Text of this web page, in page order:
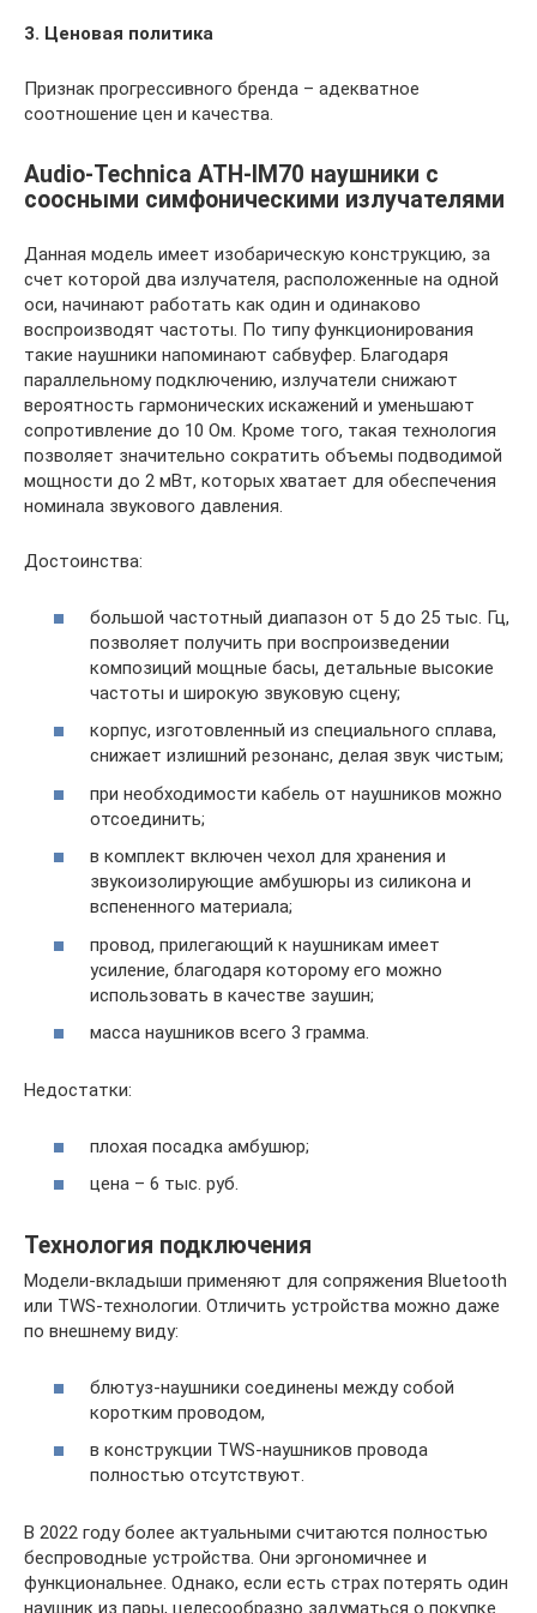
3. Ценовая политика
Признак прогрессивного бренда – адекватное
соотношение цен и качества.
Audio-Technica ATH-IM70 наушники с
соосными симфоническими излучателями
Данная модель имеет изобарическую конструкцию, за
счет которой два излучателя, расположенные на одной
оси, начинают работать как один и одинаково
воспроизводят частоты. По типу функционирования
такие наушники напоминают сабвуфер. Благодаря
параллельному подключению, излучатели снижают
вероятность гармонических искажений и уменьшают
сопротивление до 10 Ом. Кроме того, такая технология
позволяет значительно сократить объемы подводимой
мощности до 2 мВт, которых хватает для обеспечения
номинала звукового давления.
Достоинства:
большой частотный диапазон от 5 до 25 тыс. Гц,
позволяет получить при воспроизведении
композиций мощные басы, детальные высокие
частоты и широкую звуковую сцену;
корпус, изготовленный из специального сплава,
снижает излишний резонанс, делая звук чистым;
при необходимости кабель от наушников можно
отсоединить;
в комплект включен чехол для хранения и
звукоизолирующие амбушюры из силикона и
вспененного материала;
провод, прилегающий к наушникам имеет
усиление, благодаря которому его можно
использовать в качестве заушин;
масса наушников всего 3 грамма.
Недостатки:
плохая посадка амбушюр;
цена – 6 тыс. руб.
Технология подключения
Модели-вкладыши применяют для сопряжения Bluetooth
или TWS-технологии. Отличить устройства можно даже
по внешнему виду:
блютуз-наушники соединены между собой
коротким проводом,
в конструкции TWS-наушников провода
полностью отсутствуют.
В 2022 году более актуальными считаются полностью
беспроводные устройства. Они эргономичнее и
функциональнее. Однако, если есть страх потерять один
наушник из пары, целесообразно задуматься о покупке